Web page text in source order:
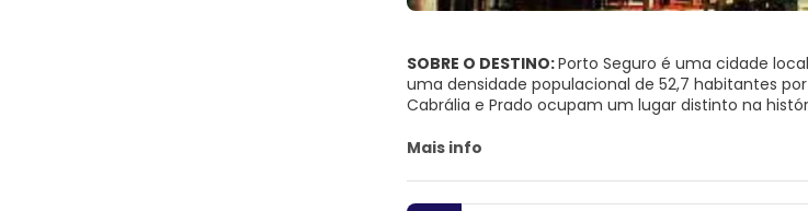
SOBRE O DESTINO:Porto Seguro é uma cidade
uma densidade populacional de 52,7 habitantes
Cabrália e Prado ocupam um lugar distinto na
Mais info